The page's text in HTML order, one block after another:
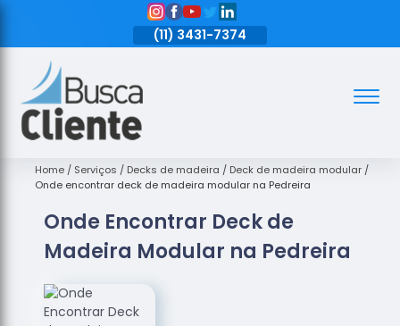
(11) 3431-7374
Assoalhos
de Madeira
Madeira
Empresas
Assoalhos
de Madeira
Home Serviços Decks de madeira
Deck de madeira modular
Onde encontrar deck de madeira modular na Pedreira
Onde Encontrar Deck de
Madeira Modular na Pedreira